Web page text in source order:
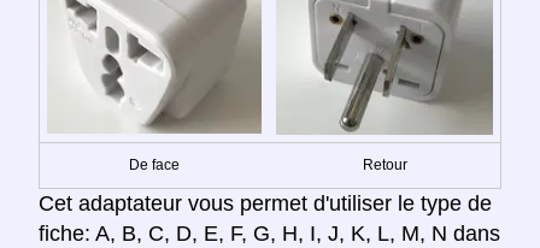
De face Retour
Cet adaptateur vous permet d'utiliser le type de
fiche: A, B, C, D, E, F, G, H, I, J, K, L, M, N dans